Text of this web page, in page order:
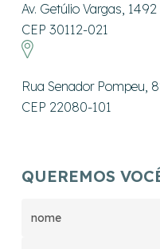
Av. Getúlio Vargas,
CEP 30112-021
Rua Senador Pompeu,
CEP 22080-101
QUEREMOS